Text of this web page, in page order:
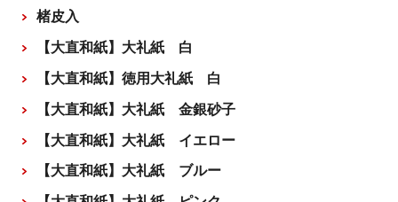
楮皮入
【大直和紙】大礼紙 白
【大直和紙】徳用大礼紙 白
【大直和紙】大礼紙 金銀砂子
【大直和紙】大礼紙 イエロー
【大直和紙】大礼紙 ブルー